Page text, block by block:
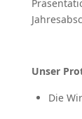
Unser
Die